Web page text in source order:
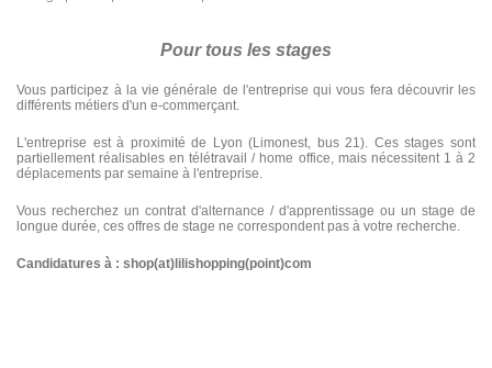
Pour tous les stages
Vous participez à la vie générale de l'entreprise qui vous fera découvrir les
différents métiers d'un e-commerçant.
L'entreprise est à proximité de Lyon (Limonest, bus 21). Ces stages sont
partiellement réalisables en télétravail / home office, mais nécessitent 1 à 2
déplacements par semaine à l'entreprise.
Vous recherchez un contrat d'alternance / d'apprentissage ou un stage de
longue durée, ces offres de stage ne correspondent pas à votre recherche.
Candidatures à : shop(at)lilishopping(point)com